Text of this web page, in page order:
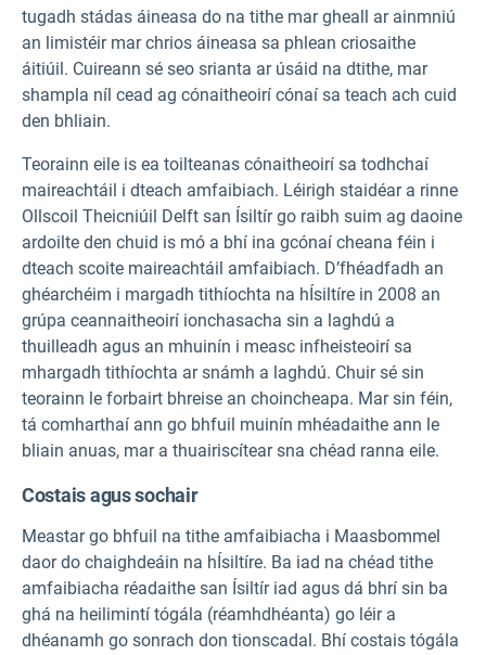
tugadh stádas áineasa do na tithe mar gheall ar ainmniú
an limistéir mar chrios áineasa sa phlean criosaithe
áitiúil. Cuireann sé seo srianta ar úsáid na dtithe, mar
shampla níl cead ag cónaitheoirí cónaí sa teach ach cuid
den bhliain.
Teorainn eile is ea toilteanas cónaitheoirí sa todhchaí
maireachtáil i dteach amfaibiach. Léirigh staidéar a rinne
Ollscoil Theicniúil Delft san Ísiltír go raibh suim ag daoine
ardoilte den chuid is mó a bhí ina gcónaí cheana féin i
dteach scoite maireachtáil amfaibiach. D’fhéadfadh an
ghéarchéim i margadh tithíochta na hÍsiltíre in 2008 an
grúpa ceannaitheoirí ionchasacha sin a laghdú a
thuilleadh agus an mhuinín i measc infheisteoirí sa
mhargadh tithíochta ar snámh a laghdú. Chuir sé sin
teorainn le forbairt bhreise an choincheapa. Mar sin féin,
tá comharthaí ann go bhfuil muinín mhéadaithe ann le
bliain anuas, mar a thuairiscítear sna chéad ranna eile.
Costais agus sochair
Meastar go bhfuil na tithe amfaibiacha i Maasbommel
daor do chaighdeáin na hÍsiltíre. Ba iad na chéad tithe
amfaibiacha réadaithe san Ísiltír iad agus dá bhrí sin ba
ghá na heilimintí tógála (réamhdhéanta) go léir a
dhéanamh go sonrach don tionscadal. Bhí costais tógála